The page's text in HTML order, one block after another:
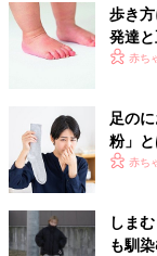
歩き
発達
赤ち
足の
粉」と
赤ち
しま
も馴